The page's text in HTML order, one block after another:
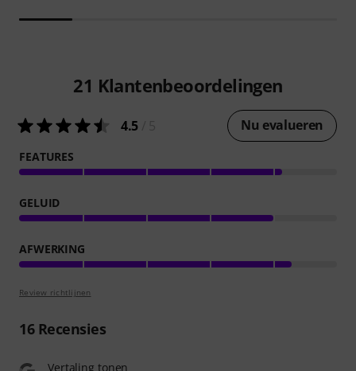
21 Klantenbeoordelingen
4.5 Nu evalueren
FEATURES
GELUID
AFWERKING
Review richtlijnen
16Recensies
Vertaling tonen